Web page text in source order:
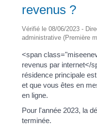
revenus ?
Vérifié le 08/06/2023 -
administrative (Première
<span
revenus par internet</
résidence principale
et que vous êtes en
en ligne.
Pour l'année 2023, la
terminée.